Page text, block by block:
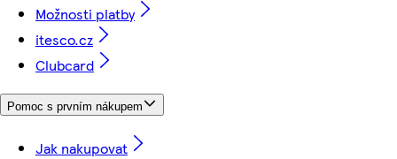
Možnosti platby
itesco.cz
Clubcard
Pomoc s prvním nákupem
Jak nakupovat